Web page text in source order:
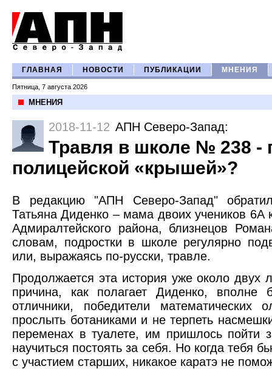
ГЛАВНАЯ НОВОСТИ ПУБЛИКАЦИИ МНЕНИЯ
Пятница, 7 августа 2026
МНЕНИЯ
2018-11-12 АПН Северо-Запад:
Травля в школе № 238 -
полицейской «крышей»?
В редакцию "АПН Северо-Запад"
Татьяна Диденко – мама двоих учеников 6А
Адмиралтейского района, близнецов
словам, подростки в школе регулярно
или, выражаясь по-русски, травле.
Продолжается эта история уже около двух
причина, как полагает Диденко, вполне
отличники, победители
прослыть ботаниками и не терпеть
переменах в туалете, им пришлось пойти
научиться постоять за себя. Но когда тебя
с участием старших, никакое каратэ не